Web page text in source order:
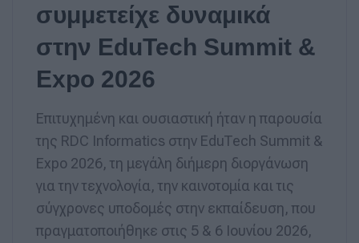
συμμετείχε δυναμικά
στην EduTech Summit &
Expo 2026
Επιτυχημένη και ουσιαστική ήταν η παρουσία
της RDC Informatics στην EduTech Summit &
Expo 2026, τη μεγάλη διήμερη διοργάνωση
για την τεχνολογία, την καινοτομία και τις
σύγχρονες υποδομές στην εκπαίδευση, που
πραγματοποιήθηκε στις 5 & 6 Ιουνίου 2026,